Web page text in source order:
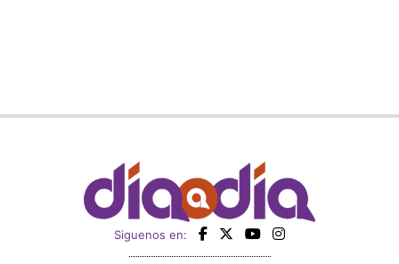
Siguenos en: